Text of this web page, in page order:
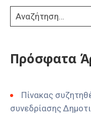
Πρόσφατα
Πίνακας
συνεδρίασης